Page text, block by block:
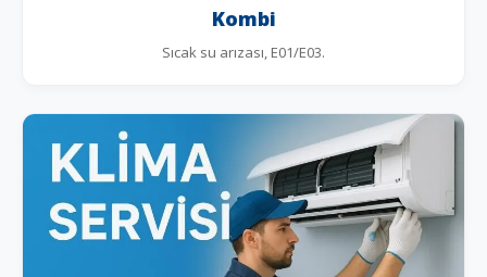
Kombi
Sıcak su arızası, E01/E03.